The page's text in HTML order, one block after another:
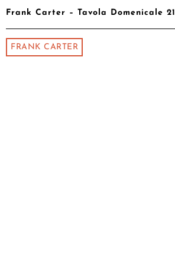
Frank Carter – Tavola Domenicale 21
FRANK CARTER